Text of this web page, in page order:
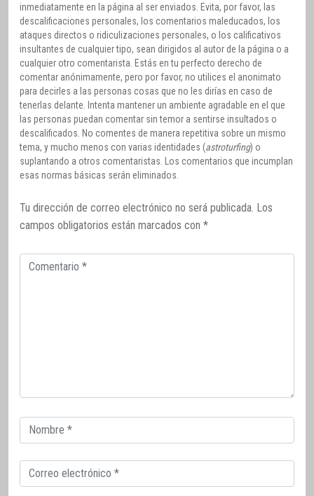
inmediatamente en la página al ser enviados. Evita, por favor, las
descalificaciones personales, los comentarios maleducados, los
ataques directos o ridiculizaciones personales, o los calificativos
insultantes de cualquier tipo, sean dirigidos al autor de la página o a
cualquier otro comentarista. Estás en tu perfecto derecho de
comentar anónimamente, pero por favor, no utilices el anonimato
para decirles a las personas cosas que no les dirías en caso de
tenerlas delante. Intenta mantener un ambiente agradable en el que
las personas puedan comentar sin temor a sentirse insultados o
descalificados. No comentes de manera repetitiva sobre un mismo
tema, y mucho menos con varias identidades (astroturfing) o
suplantando a otros comentaristas. Los comentarios que incumplan
esas normas básicas serán eliminados.
Tu dirección de correo electrónico no será publicada. Los
campos obligatorios están marcados con *
Comentario
Correo
electrónico
Correo
electrónico